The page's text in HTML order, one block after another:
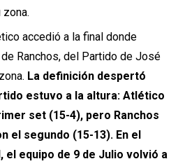
accedió a la final donde
Ranchos, del Partido de José
La definición despertó
estuvo a la altura: Atlético
set (15-4), pero Ranchos
el segundo (15-13). En el
equipo de 9 de Julio volvió a